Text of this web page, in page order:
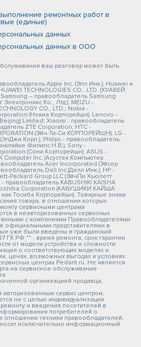
ремонтных работ в
(единые)
данных
данных в ООО
ваш разговор может быть
Apple Inc. (Эпл Инк.); Huawei и
TECHNOLOGIES CO., LTD. (ХУАВЕЙ
– правообладатель Samsung
Ко., Лтд.); MEIZU -
CO., LTD.; Nokia -
(Нокиа Корпорейшн); Lenovo -
Limited; Xiaomi - правообладатель
ZTE Corporation; HTC -
(Эйч-Ти-Си КОРПОРЕЙШН); LG -
Корп.); Philips - правообладатель
Филипс Н.В.); Sony -
(Сони Корпорейшн); ASUS -
Computer Inc. (Асустек Компьютер
Acer Incorporated (Эйсер
Dell Inc.(Делл Инк.); HP -
Packard Group LLC (ЭйчПи Хьюлетт
правообладатель KABUSHIKI KAISHA
Corporation (КАБУШИКИ КАЙША
Тосиба Корпорейшн). Товарные знаки
товара, в отношении которых
сервисными центрами
в неавторизованных сервисных
с компаниями Правообладателями
официальными представителями в
уже были введены в гражданский
ГК РФ ** - время ремонта, срок гарантии
от модели устройства и сложности
о соответствующих моделях и
ценах, возможных выгодах и условиях
центрах Pedant.ru. Не является
на сервисное обслуживание
организацией продавца,
сервис центром.
не с целью индивидуализации
и введения посетителей в
потребителей о
отношении техники правообладателей.
исключительно информационный